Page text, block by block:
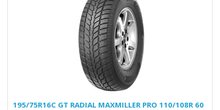
195/75R16C GT RADIAL MAXMILLER PRO 110/108R 60